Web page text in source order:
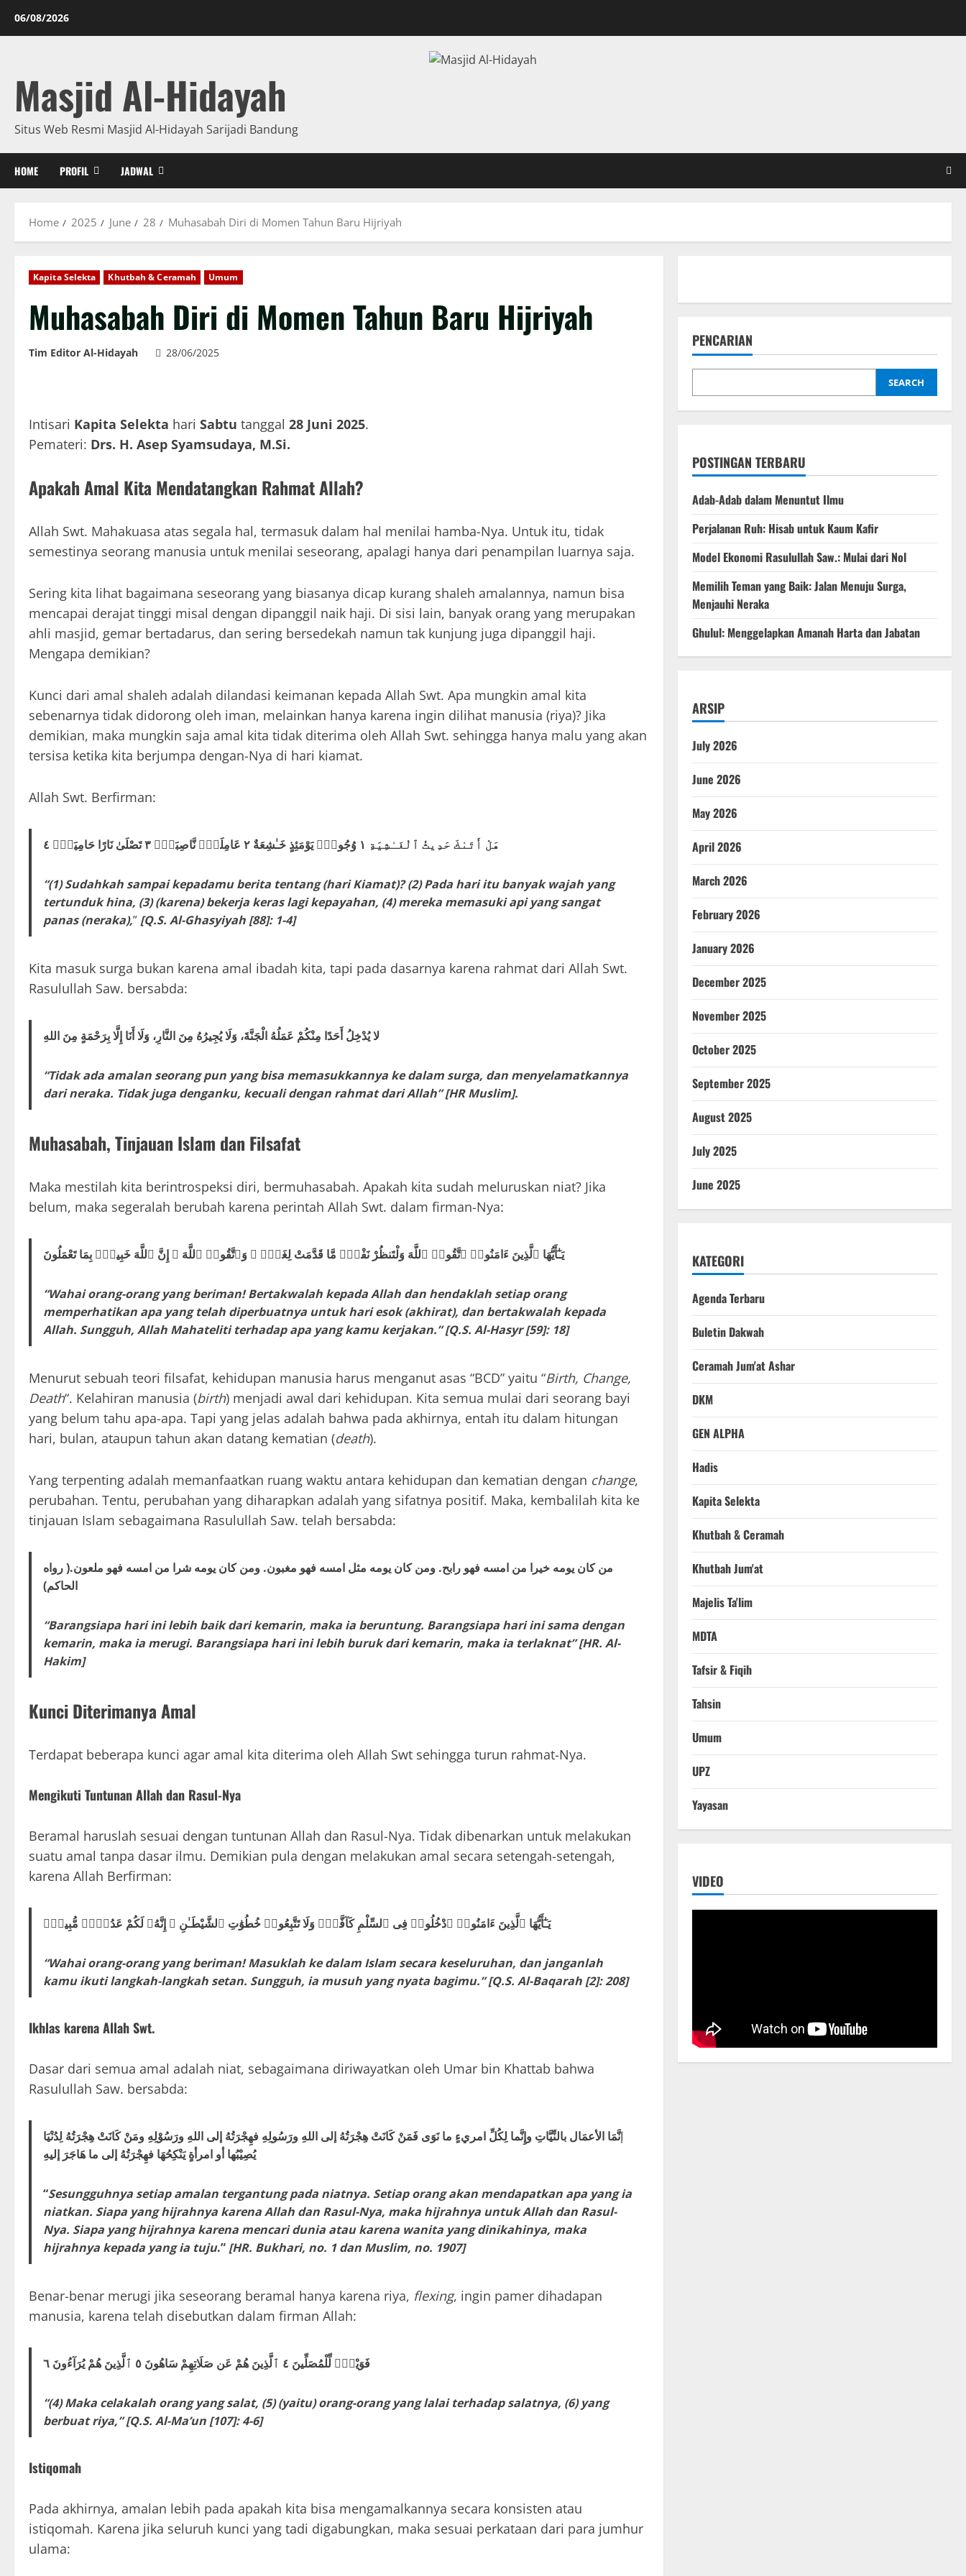
06/08/2026
Masjid Al-Hidayah
Situs Web Resmi Masjid Al-Hidayah Sarijadi Bandung
HOME PROFIL JADWAL
Home 2025 June 28 Muhasabah Diri di Momen Tahun Baru Hijriyah
Kapita Selekta Khutbah & Ceramah Umum
Muhasabah Diri di Momen Tahun Baru Hijriyah
Tim Editor Al-Hidayah 28/06/2025
Intisari Kapita Selekta hari Sabtu tanggal 28 Juni 2025.
Pemateri: Drs. H. Asep Syamsudaya, M.Si.
Apakah Amal Kita Mendatangkan Rahmat Allah?
Allah Swt. Mahakuasa atas segala hal, termasuk dalam hal menilai hamba-Nya. Untuk itu, tidak
semestinya seorang manusia untuk menilai seseorang, apalagi hanya dari penampilan luarnya saja.
Sering kita lihat bagaimana seseorang yang biasanya dicap kurang shaleh amalannya, namun bisa
mencapai derajat tinggi misal dengan dipanggil naik haji. Di sisi lain, banyak orang yang merupakan
ahli masjid, gemar bertadarus, dan sering bersedekah namun tak kunjung juga dipanggil haji.
Mengapa demikian?
Kunci dari amal shaleh adalah dilandasi keimanan kepada Allah Swt. Apa mungkin amal kita
sebenarnya tidak didorong oleh iman, melainkan hanya karena ingin dilihat manusia (riya)? Jika
demikian, maka mungkin saja amal kita tidak diterima oleh Allah Swt. sehingga hanya malu yang akan
tersisa ketika kita berjumpa dengan-Nya di hari kiamat.
Allah Swt. Berfirman:
هَلْ أَتَىٰكَ حَدِيثُ ٱلْغَـٰشِيَةِ ١ وُجُوهٌۭ يَوْمَئِذٍ خَـٰشِعَةٌ ٢ عَامِلَةٌۭ نَّاصِبَةٌۭ ٣ تَصْلَىٰ نَارًا حَامِيَةًۭ ٤
“(1) Sudahkah sampai kepadamu berita tentang (hari Kiamat)? (2) Pada hari itu banyak wajah yang
tertunduk hina, (3) (karena) bekerja keras lagi kepayahan, (4) mereka memasuki api yang sangat
panas (neraka),” [Q.S. Al-Ghasyiyah [88]: 1-4]
Kita masuk surga bukan karena amal ibadah kita, tapi pada dasarnya karena rahmat dari Allah Swt.
Rasulullah Saw. bersabda:
لا يُدْخِلُ أَحَدًا مِنْكُمْ عَمَلُهُ الْجَنَّةَ، وَلَا يُجِيرُهُ مِنَ النَّارِ، وَلَا أَنَا إِلَّا بِرَحْمَةٍ مِنَ اللهِ
“Tidak ada amalan seorang pun yang bisa memasukkannya ke dalam surga, dan menyelamatkannya
dari neraka. Tidak juga denganku, kecuali dengan rahmat dari Allah” [HR Muslim].
Muhasabah, Tinjauan Islam dan Filsafat
Maka mestilah kita berintrospeksi diri, bermuhasabah. Apakah kita sudah meluruskan niat? Jika
belum, maka segeralah berubah karena perintah Allah Swt. dalam firman-Nya:
يَـٰٓأَيُّهَا ٱلَّذِينَ ءَامَنُوا۟ ٱتَّقُوا۟ ٱللَّهَ وَلْتَنظُرْ نَفْسٌۭ مَّا قَدَّمَتْ لِغَدٍۢ ۖ وَٱتَّقُوا۟ ٱللَّهَ ۚ إِنَّ ٱللَّهَ خَبِيرٌۢ بِمَا تَعْمَلُونَ
“Wahai orang-orang yang beriman! Bertakwalah kepada Allah dan hendaklah setiap orang
memperhatikan apa yang telah diperbuatnya untuk hari esok (akhirat), dan bertakwalah kepada
Allah. Sungguh, Allah Mahateliti terhadap apa yang kamu kerjakan.” [Q.S. Al-Hasyr [59]: 18]
Menurut sebuah teori filsafat, kehidupan manusia harus menganut asas “BCD” yaitu “Birth, Change,
Death“. Kelahiran manusia (birth) menjadi awal dari kehidupan. Kita semua mulai dari seorang bayi
yang belum tahu apa-apa. Tapi yang jelas adalah bahwa pada akhirnya, entah itu dalam hitungan
hari, bulan, ataupun tahun akan datang kematian (death).
Yang terpenting adalah memanfaatkan ruang waktu antara kehidupan dan kematian dengan change,
perubahan. Tentu, perubahan yang diharapkan adalah yang sifatnya positif. Maka, kembalilah kita ke
tinjauan Islam sebagaimana Rasulullah Saw. telah bersabda:
من كان يومه خيرا من امسه فهو رابح. ومن كان يومه مثل امسه فهو مغبون. ومن كان يومه شرا من امسه فهو ملعون.( رواه
الحاكم)
“Barangsiapa hari ini lebih baik dari kemarin, maka ia beruntung. Barangsiapa hari ini sama dengan
kemarin, maka ia merugi. Barangsiapa hari ini lebih buruk dari kemarin, maka ia terlaknat” [HR. Al-
Hakim]
Kunci Diterimanya Amal
Terdapat beberapa kunci agar amal kita diterima oleh Allah Swt sehingga turun rahmat-Nya.
Mengikuti Tuntunan Allah dan Rasul-Nya
Beramal haruslah sesuai dengan tuntunan Allah dan Rasul-Nya. Tidak dibenarkan untuk melakukan
suatu amal tanpa dasar ilmu. Demikian pula dengan melakukan amal secara setengah-setengah,
karena Allah Berfirman:
يَـٰٓأَيُّهَا ٱلَّذِينَ ءَامَنُوا۟ ٱدْخُلُوا۟ فِى ٱلسِّلْمِ كَآفَّةًۭ وَلَا تَتَّبِعُوا۟ خُطُوَٰتِ ٱلشَّيْطَـٰنِ ۚ إِنَّهُۥ لَكُمْ عَدُوٌّۭ مُّبِينٌۭ
“Wahai orang-orang yang beriman! Masuklah ke dalam Islam secara keseluruhan, dan janganlah
kamu ikuti langkah-langkah setan. Sungguh, ia musuh yang nyata bagimu.” [Q.S. Al-Baqarah [2]: 208]
Ikhlas karena Allah Swt.
Dasar dari semua amal adalah niat, sebagaimana diriwayatkan oleh Umar bin Khattab bahwa
Rasulullah Saw. bersabda:
إنَّمَا الأعمَال بالنِّيَّاتِ وإِنَّما لِكُلِّ امريءٍ ما نَوَى فَمَنْ كَانَتْ هِجْرَتُهُ إلى اللهِ ورَسُولِهِ فهِجْرَتُهُ إلى اللهِ ورَسُوْلِهِ ومَنْ كَانَتْ هِجْرَتُهُ لِدُنْيَا
يُصِيْبُها أو امرأةٍ يَنْكِحُهَا فهِجْرَتُهُ إلى ما هَاجَرَ إليهِ
“Sesungguhnya setiap amalan tergantung pada niatnya. Setiap orang akan mendapatkan apa yang ia
niatkan. Siapa yang hijrahnya karena Allah dan Rasul-Nya, maka hijrahnya untuk Allah dan Rasul-
Nya. Siapa yang hijrahnya karena mencari dunia atau karena wanita yang dinikahinya, maka
hijrahnya kepada yang ia tuju.” [HR. Bukhari, no. 1 dan Muslim, no. 1907]
Benar-benar merugi jika seseorang beramal hanya karena riya, flexing, ingin pamer dihadapan
manusia, karena telah disebutkan dalam firman Allah:
فَوَيْلٌۭ لِّلْمُصَلِّينَ ٤ ٱلَّذِينَ هُمْ عَن صَلَاتِهِمْ سَاهُونَ ٥ ٱلَّذِينَ هُمْ يُرَآءُونَ ٦
“(4) Maka celakalah orang yang salat, (5) (yaitu) orang-orang yang lalai terhadap salatnya, (6) yang
berbuat riya,” [Q.S. Al-Ma’un [107]: 4-6]
Istiqomah
Pada akhirnya, amalan lebih pada apakah kita bisa mengamalkannya secara konsisten atau
istiqomah. Karena jika seluruh kunci yang tadi digabungkan, maka sesuai perkataan dari para jumhur
ulama:
PENCARIAN
SEARCH
POSTINGAN TERBARU
Adab-Adab dalam Menuntut Ilmu
Perjalanan Ruh: Hisab untuk Kaum Kafir
Model Ekonomi Rasulullah Saw.: Mulai dari Nol
Memilih Teman yang Baik: Jalan Menuju Surga,
Menjauhi Neraka
Ghulul: Menggelapkan Amanah Harta dan Jabatan
ARSIP
July 2026
June 2026
May 2026
April 2026
March 2026
February 2026
January 2026
December 2025
November 2025
October 2025
September 2025
August 2025
July 2025
June 2025
KATEGORI
Agenda Terbaru
Buletin Dakwah
Ceramah Jum'at Ashar
DKM
GEN ALPHA
Hadis
Kapita Selekta
Khutbah & Ceramah
Khutbah Jum'at
Majelis Ta'lim
MDTA
Tafsir & Fiqih
Tahsin
Umum
UPZ
Yayasan
VIDEO